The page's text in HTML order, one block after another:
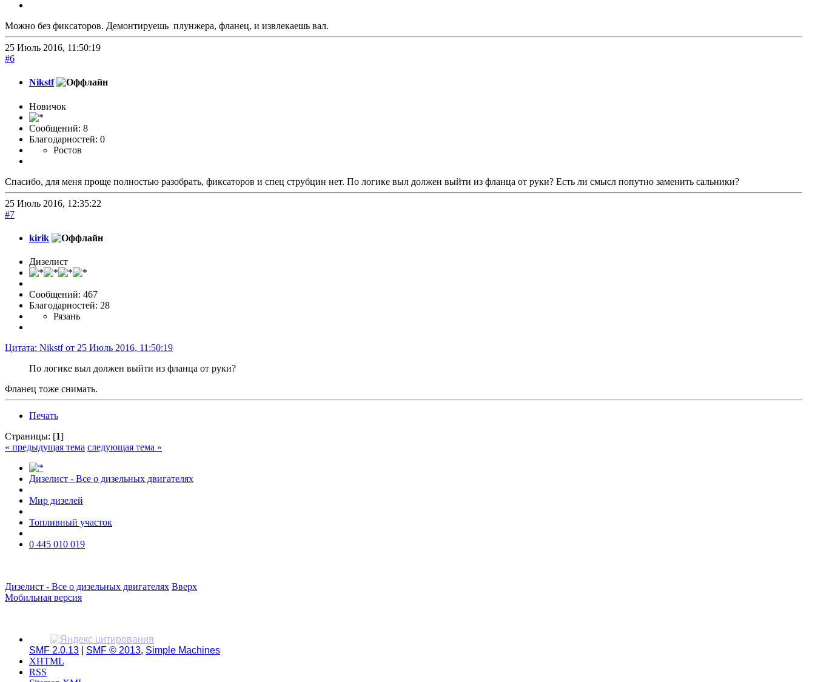
Можно без фиксаторов. Демонтируешь плунжера, фланец, и извлекаешь вал.
25 Июль 2016, 11:50:19
#6
Nikstf
Новичок
Сообщений: 8
Благодарностей: 0
Ростов
Спасибо, для меня проще полностью разобрать, фиксаторов и спец струбцин нет. По логике выл должен выйти из фланца от руки? Есть ли смысл попутно заменить сальники?
25 Июль 2016, 12:35:22
#7
kirik
Дизелист
Сообщений: 467
Благодарностей: 28
Рязань
Цитата: Nikstf от 25 Июль 2016, 11:50:19
По логике выл должен выйти из фланца от руки?
Фланец тоже снимать.
Печать
Страницы: [1]
« предыдущая тема следующая тема »
Дизелист - Все о дизельных двигателях
Мир дизелей
Топливный участок
0 445 010 019
Дизелист - Все о дизельных двигателях Вверх
Мобильная версия
SMF 2.0.13 SMF © 2013, Simple Machines
XHTML
RSS